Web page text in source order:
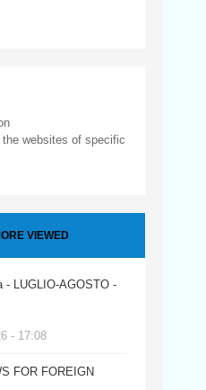
websites of specific
VIEWED
- LUGLIO-AGOSTO -
- 17:08
FOR FOREIGN